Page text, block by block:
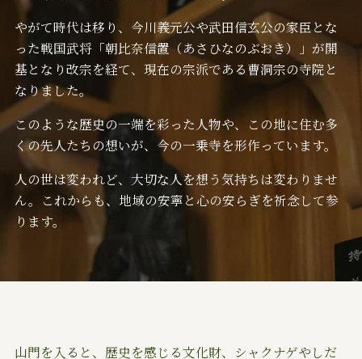
イベント 坐禅会
2025/11/15
「暁天坐禅会vol.184」（静岡市）
お知らせ イベント
2025/11/10
11月20日(木) 「大地の再生」講座
やがて時代は移り、今川義元公や武田信玄公の家臣とな
った戦国武将「朝比奈信置（あさひなのぶおき）」が開
基となり改宗を経て、現在の宗派である曹洞宗の寺院と
なりました。
このような歴史の一端を彩った人物や、この地に住む多
くの先人たちの想いが、今の一乗寺を形作っています。
人の世は変われど、大切な人を想う気持ちは変わりませ
ん。これからも、地域の安寧と心の安らぎを祈念して参
ります。
山門を入ると、歴史を感じる文化財、シャクナゲやしだ